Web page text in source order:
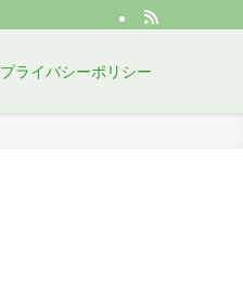
プライバシーポリシー